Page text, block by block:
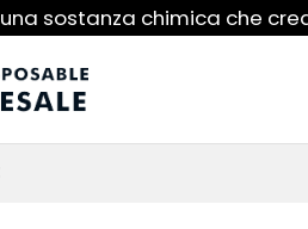
sostanza chimica che